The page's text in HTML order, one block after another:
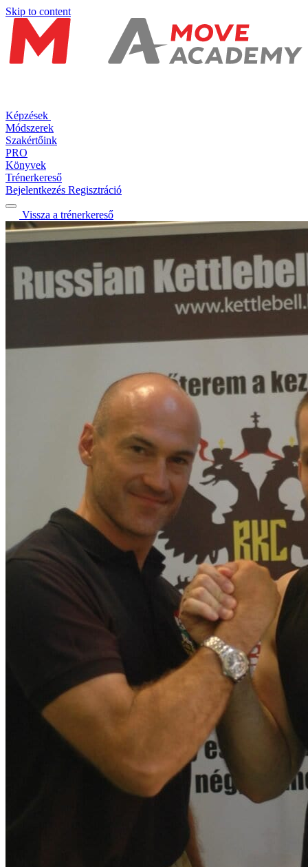
Skip to content
Képzések
Módszerek
Szakértőink
PRO
Könyvek
Trénerkereső
Bejelentkezés Regisztráció
Vissza a trénerkereső